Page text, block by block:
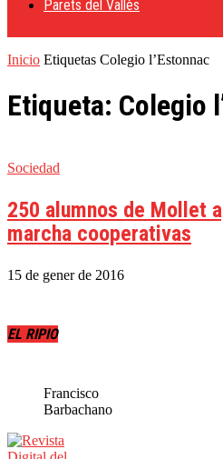
Parets del Vallès
Inicio Etiquetas Colegio l’Estonnac
Etiqueta: Colegio
Sociedad
250 alumnos de Mollet
marcha cooperativas
15 de gener de 2016
EL RIPIO
Francisco
Barbachano